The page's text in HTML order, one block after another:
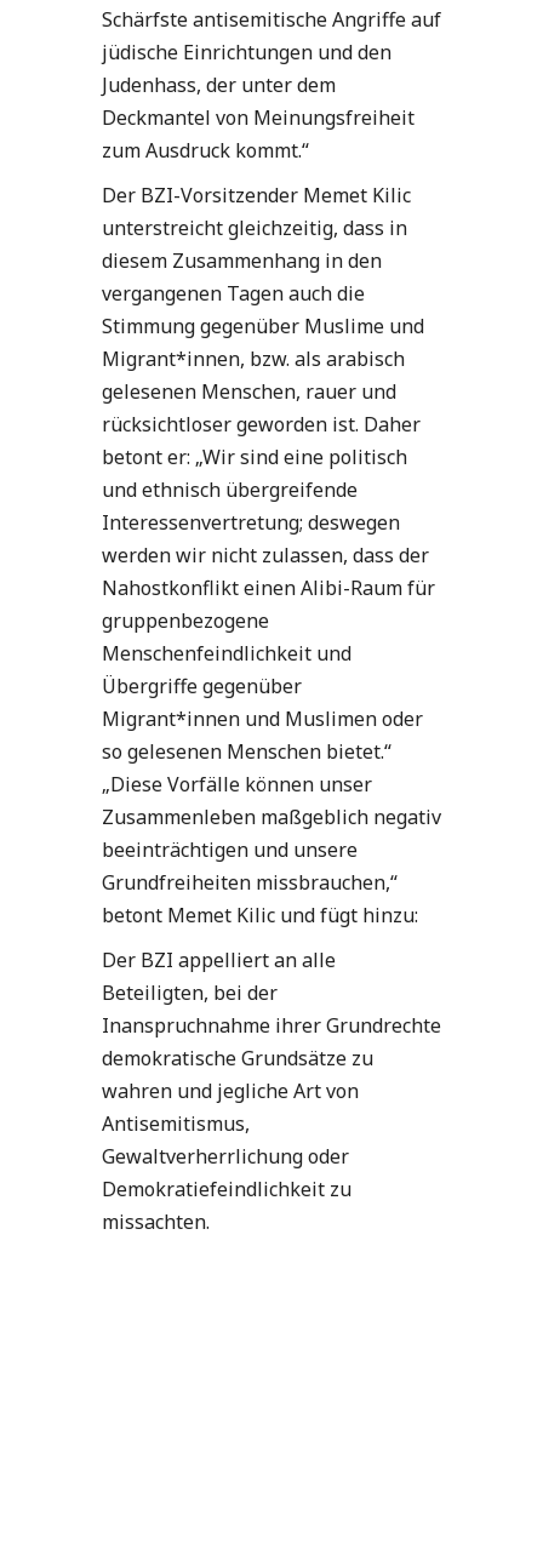
Schärfste antisemitische Angriffe auf
jüdische Einrichtungen und den
Judenhass, der unter dem
Deckmantel von Meinungsfreiheit
zum Ausdruck kommt.“
Der BZI-Vorsitzender Memet Kilic
unterstreicht gleichzeitig, dass in
diesem Zusammenhang in den
vergangenen Tagen auch die
Stimmung gegenüber Muslime und
Migrant*innen, bzw. als arabisch
gelesenen Menschen, rauer und
rücksichtloser geworden ist. Daher
betont er: „Wir sind eine politisch
und ethnisch übergreifende
Interessenvertretung; deswegen
werden wir nicht zulassen, dass der
Nahostkonflikt einen Alibi-Raum für
gruppenbezogene
Menschenfeindlichkeit und
Übergriffe gegenüber
Migrant*innen und Muslimen oder
so gelesenen Menschen bietet.“
„Diese Vorfälle können unser
Zusammenleben maßgeblich negativ
beeinträchtigen und unsere
Grundfreiheiten missbrauchen,“
betont Memet Kilic und fügt hinzu:
Der BZI appelliert an alle
Beteiligten, bei der
Inanspruchnahme ihrer Grundrechte
demokratische Grundsätze zu
wahren und jegliche Art von
Antisemitismus,
Gewaltverherrlichung oder
Demokratiefeindlichkeit zu
missachten.